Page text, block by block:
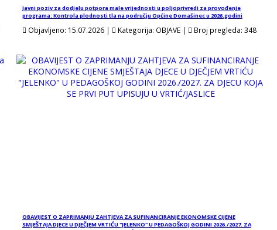
Javni poziv za dodjelu potpora male vrijednosti u poljoprivredi za provođenje
programa: Kontrola plodnosti tla na području Općine Domašinec u 2026.godini
Objavljeno: 15.07.2026 | Kategorija: OBJAVE | Broj pregleda: 348
OBAVIJEST O ZAPRIMANJU ZAHTJEVA ZA SUFINANCIRANJE EKONOMSKE CIJENE
SMJEŠTAJA DJECE U DJEČJEM VRTIĆU "JELENKO" U PEDAGOŠKOJ GODINI 2026./2027. ZA